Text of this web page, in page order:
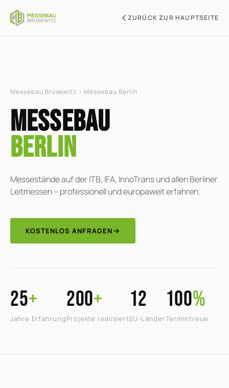
ZURÜCK ZUR HAUPTSEITE
Messebau Brüsewitz › Messebau Berlin
MESSEBAU
Berlin
Messestände auf der ITB, IFA, InnoTrans und allen Berliner
Leitmessen – professionell und europaweit erfahren.
KOSTENLOS ANFRAGEN
25+
Jahre Erfahrung
200+
Projekte realisiert
12
EU-Länder
100%
Termintreue